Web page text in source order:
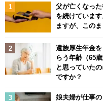
父が亡くなっ
を続けていま
ますが、この
遺族厚生年金
らう年齢（65
と思っていた
ですか？
娘夫婦が仕事